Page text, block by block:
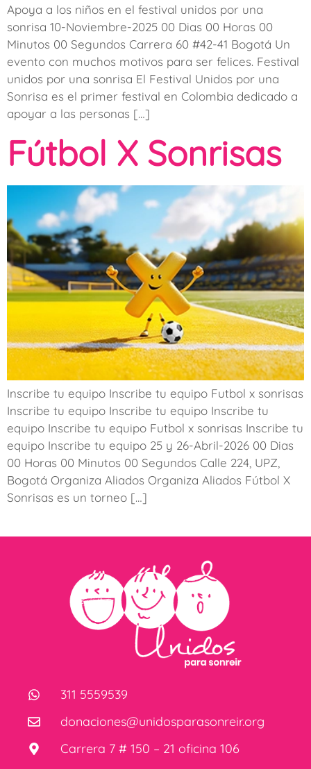
Apoya a los niños en el festival unidos por una
sonrisa 10-Noviembre-2025 00 Dias 00 Horas 00
Minutos 00 Segundos Carrera 60 #42-41 Bogotá Un
evento con muchos motivos para ser felices. Festival
unidos por una sonrisa El Festival Unidos por una
Sonrisa es el primer festival en Colombia dedicado a
apoyar a las personas […]
Fútbol X Sonrisas
Inscribe tu equipo Inscribe tu equipo Futbol x sonrisas
Inscribe tu equipo Inscribe tu equipo Inscribe tu
equipo Inscribe tu equipo Futbol x sonrisas Inscribe tu
equipo Inscribe tu equipo 25 y 26-Abril-2026 00 Dias
00 Horas 00 Minutos 00 Segundos Calle 224, UPZ,
Bogotá Organiza Aliados Organiza Aliados Fútbol X
Sonrisas es un torneo […]
311 5559539
donaciones@unidosparasonreir.org
Carrera 7 # 150 – 21 oficina 106